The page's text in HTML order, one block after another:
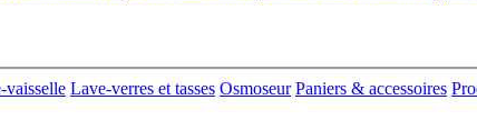
vaisselle Lave-verres et tasses Osmoseur Paniers & accessoires